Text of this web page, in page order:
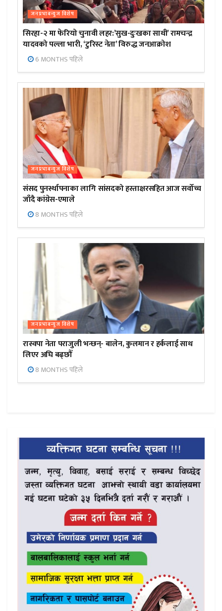
जनप्रभाबन्युज विशेष
सिरहा-२ मा फेरियो चुनावी लहर:’सुख-दुःखका साथी’ रामचन्द्र
यादवको पल्ला भारी, ‘टुरिस्ट नेता’ विरुद्ध जनआक्रोश
6 MONTHS पहिले
जनप्रभाबन्युज विशेष
संसद पुनर्स्थापनाका लागि सांसदको हस्ताक्षरसहित आज सर्वोच्च
जाँदै कांग्रेस-एमाले
8 MONTHS पहिले
जनप्रभाबन्युज विशेष
रास्वपा नेता पराजुली भन्छन्- बालेन, कुलमान र हर्कलाई साथ
लिएर अघि बढ्छौँ
8 MONTHS पहिले